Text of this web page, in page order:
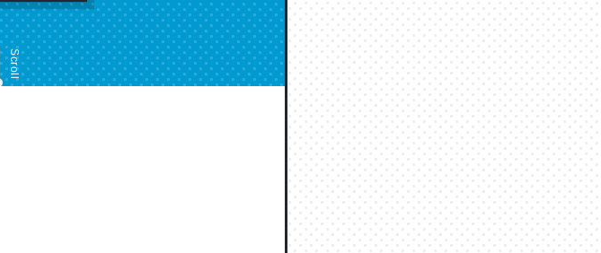
Scroll
凄く思う。英語少しでも読める人は原文
Go. Then Covid hit. Shit.
ー